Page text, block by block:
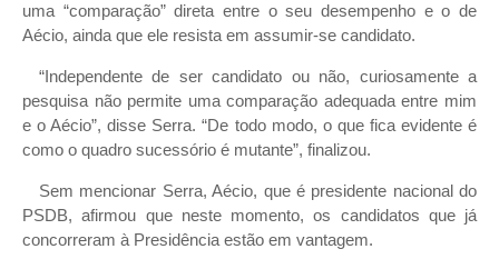
uma “comparação” direta entre o seu desempenho e o de
Aécio, ainda que ele resista em assumir-se candidato.
“Independente de ser candidato ou não, curiosamente a
pesquisa não permite uma comparação adequada entre mim
e o Aécio”, disse Serra. “De todo modo, o que fica evidente é
como o quadro sucessório é mutante”, finalizou.
Sem mencionar Serra, Aécio, que é presidente nacional do
PSDB, afirmou que neste momento, os candidatos que já
concorreram à Presidência estão em vantagem.